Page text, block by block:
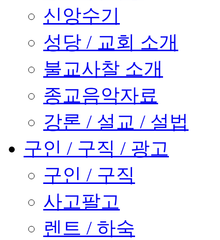
신앙수기
성당 / 교회 소개
불교사찰 소개
종교음악자료
강론 / 설교 / 설법
구인 / 구직 / 광고
구인 / 구직
사고팔고
렌트 / 하숙